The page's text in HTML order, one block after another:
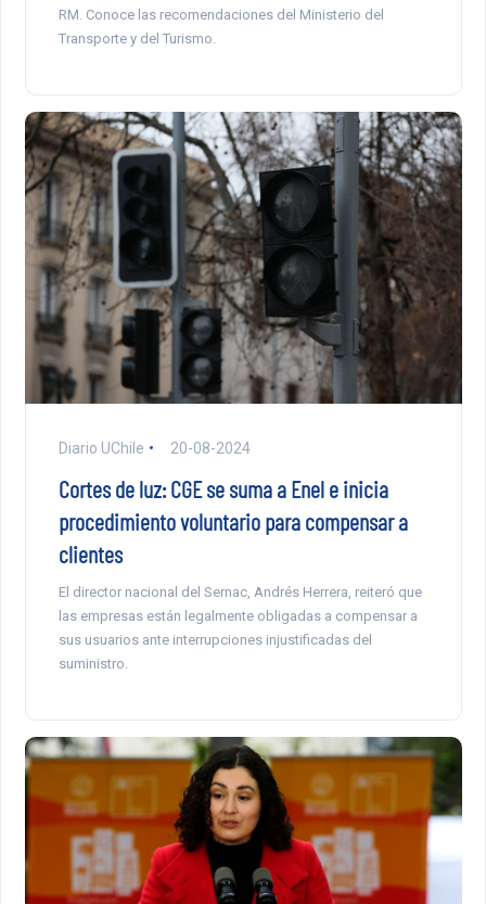
RM. Conoce las recomendaciones del Ministerio del
Transporte y del Turismo.
Diario UChile 20-08-2024
Cortes de luz: CGE se suma a Enel e inicia
procedimiento voluntario para compensar a
clientes
El director nacional del Sernac, Andrés Herrera, reiteró que
las empresas están legalmente obligadas a compensar a
sus usuarios ante interrupciones injustificadas del
suministro.